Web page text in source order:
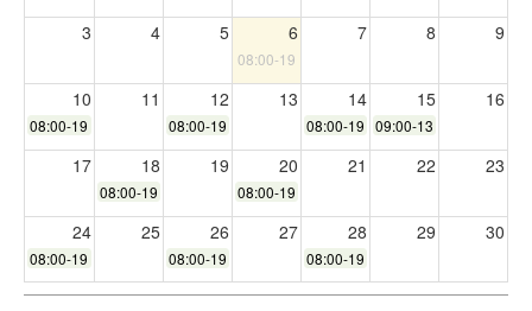
3 4 5 6 7 8 9
08:00-19:30
10 11 12 13 14 15 16
08:00-19:30 08:00-19:30 08:00-19:3009:00-13:00
17 18 19 20 21 22 23
08:00-19:30 08:00-19:30
24 25 26 27 28 29 30
08:00-19:30 08:00-19:30 08:00-19:30
31 1 2 3 4 5 6